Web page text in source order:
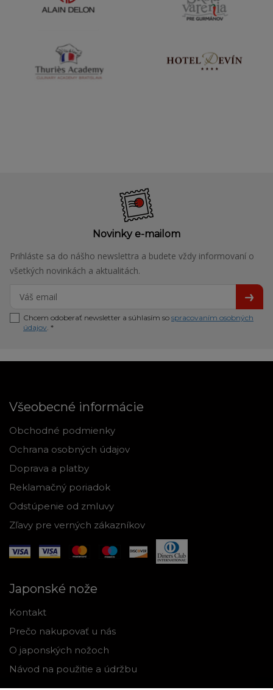
Novinky e-mailom
Prihláste sa do nášho newslettra a budete vždy informovaní o
všetkých novinkách a aktualitách.
Chcem odoberať newsletter a súhlasím so spracovaním osobných
údajov. *
Všeobecné informácie
Obchodné podmienky
Ochrana osobných údajov
Doprava a platby
Reklamačný poriadok
Odstúpenie od zmluvy
Zľavy pre verných zákazníkov
Japonské nože
Kontakt
Prečo nakupovať u nás
O japonských nožoch
Návod na použitie a údržbu